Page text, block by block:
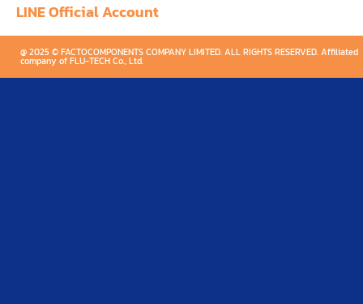
LINE Official Account
@ 2025 © FACTOCOMPONENTS COMPANY LIMITED. ALL RIGHTS RESERVED. Affiliated
company of FLU-TECH Co., Ltd.